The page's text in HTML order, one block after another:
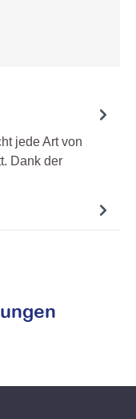
jede Art von
Dank der